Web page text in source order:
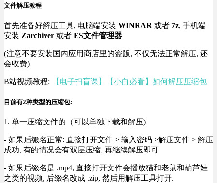
文件解压教程
首先准备好解压工具, 电脑端安装 WINRAR 或者 7z, 手机端
安装 Zarchiver 或者 ES文件管理器
(注意不要安装国内应用商店里的盗版, 不仅无法正常解压, 还
会收费)
B站视频教程: 【电子扫盲课】【小白必看】如何解压压缩包
目前有2种类型的压缩包:
1. 单一压缩文件的（可以单独下载和解压)
- 如果后缀名正常: 直接打开文件 > 输入密码 >解压文件 > 解压
成功, 有的情况会有双层压缩, 再继续解压即可
- 如果后缀名是 .mp4, 直接打开文件会播放猫和老鼠和葫芦娃
之类的视频, 后缀名改成 .zip, 然后用解压工具打开.